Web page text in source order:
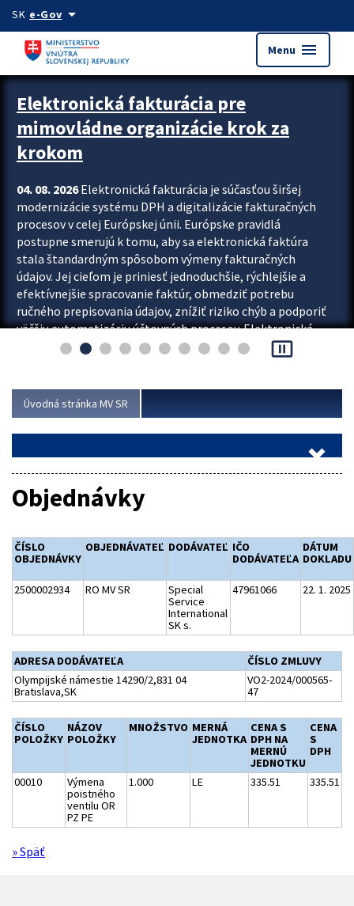
Preskocit na hlavný obsah
SK e-Govarrow_drop_down
Menu menu
Zastavit automatický posun upútavok
Elektronická fakturácia pre
mimovládne organizácie krok za
krokom
04. 08. 2026Elektronická fakturácia je súčasťou širšej
modernizácie systému DPH a digitalizácie fakturačných
procesov v celej Európskej únii. Európske pravidlá
postupne smerujú k tomu, aby sa elektronická faktúra
stala štandardným spôsobom výmeny fakturačných
údajov. Jej cieľom je priniesť jednoduchšie, rýchlejšie a
efektívnejšie spracovanie faktúr, obmedziť potrebu
ručného prepisovania údajov, znížiť riziko chýb a podporiť
väčšiu automatizáciu účtovných procesov. Elektronická
fakturácia preto nepredstavuje...
pause_presentation
Úvodná stránka MV SR
Objednávky
ČÍSLO
OBJEDNÁVKY
OBJEDNÁVATEĽ DODÁVATEĽ IČO
DODÁVATEĽA
DÁTUM
DOKLADU
2500002934 RO MV SR
Special
Service
International
SK s.
47961066 22. 1. 2025
ADRESA DODÁVATEĽA
ČÍSLO ZMLUVY
Olympijské námestie 14290/2,831 04
Bratislava,SK
VO2-2024/000565-
47
ČÍSLO
POLOŽKY
NÁZOV
POLOŽKY
MNOŽSTVO MERNÁ
JEDNOTKA
CENA S
DPH NA
MERNÚ
JEDNOTKU
CENA
S
DPH
00010
Výmena
poistného
ventilu OR
PZ PE
1.000 LE 335.51 335.51
» Späť